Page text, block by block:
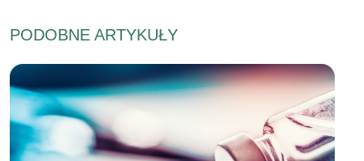
PODOBNE ARTYKUŁY